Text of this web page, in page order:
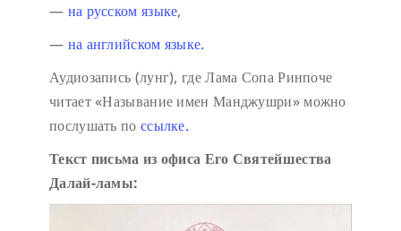
— на русском языке,
— на английском языке.
Аудиозапись (лунг), где Лама Сопа Ринпоче
читает «Называние имен Манджушри» можно
послушать по ссылке.
Текст письма из офиса Его Святейшества
Далай-ламы: